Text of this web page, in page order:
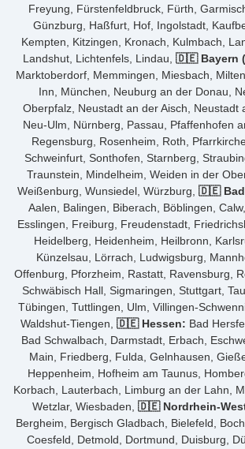
Freyung, Fürstenfeldbruck, Fürth,
Günzburg, Haßfurt, Hof, Ingolstadt,
Kempten, Kitzingen, Kronach, Kulmbach,
Landshut, Lichtenfels, Lindau, 🇩🇪 Bayern
Marktoberdorf, Memmingen, Miesbach,
Inn, München, Neuburg an der Donau,
Oberpfalz, Neustadt an der Aisch, Neustadt
Neu-Ulm, Nürnberg, Passau, Pfaffenhofen
Regensburg, Rosenheim, Roth,
Schweinfurt, Sonthofen, Starnberg,
Traunstein, Mindelheim, Weiden in der
Weißenburg, Wunsiedel, Würzburg, 🇩🇪
Aalen, Balingen, Biberach, Böblingen,
Esslingen, Freiburg, Freudenstadt,
Heidelberg, Heidenheim, Heilbronn,
Künzelsau, Lörrach, Ludwigsburg,
Offenburg, Pforzheim, Rastatt, Ravensburg,
Schwäbisch Hall, Sigmaringen, Stuttgart,
Tübingen, Tuttlingen, Ulm, Villingen-
Waldshut-Tiengen, 🇩🇪 Hessen: Bad
Bad Schwalbach, Darmstadt, Erbach,
Main, Friedberg, Fulda, Gelnhausen,
Heppenheim, Hofheim am Taunus,
Korbach, Lauterbach, Limburg an der Lahn,
Wetzlar, Wiesbaden, 🇩🇪 Nordrhein-
Bergheim, Bergisch Gladbach, Bielefeld,
Coesfeld, Detmold, Dortmund, Duisburg,